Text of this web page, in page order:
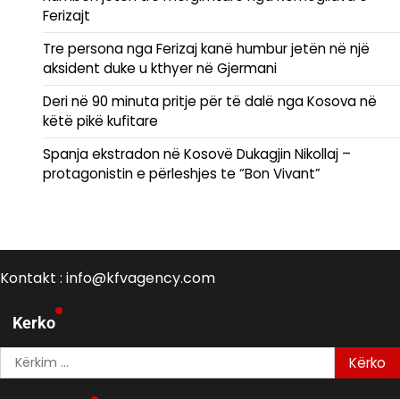
Ferizajt
Tre persona nga Ferizaj kanë humbur jetën në një
aksident duke u kthyer në Gjermani
Deri në 90 minuta pritje për të dalë nga Kosova në
këtë pikë kufitare
Spanja ekstradon në Kosovë Dukagjin Nikollaj –
protagonistin e përleshjes te “Bon Vivant”
Kontakt : info@kfvagency.com
Kerko
Kërko
për: